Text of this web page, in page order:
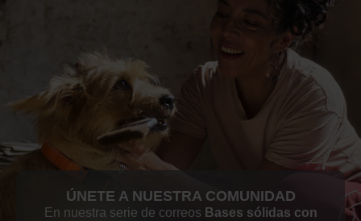
ÚNETE A NUESTRA COMUNIDAD
En nuestra serie de correos Bases sólidas con